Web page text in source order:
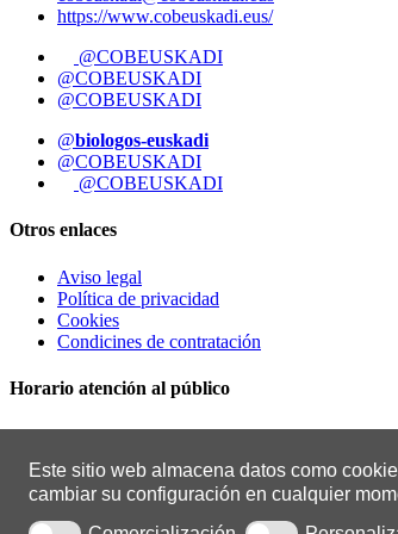
Este sitio web almacena datos como
cambiar su configuración en cualquier
https://www.cobeuskadi.eus/
@COBEUSKADI
@COBEUSKADI
@COBEUSKADI
@biologos-euskadi
@COBEUSKADI
@COBEUSKADI
Otros enlaces
Aviso legal
Política de privacidad
Cookies
Condicines de contratación
Horario atención al público
Dos tardes/semana: de 16:00 a 18:30 horas(bajo cita